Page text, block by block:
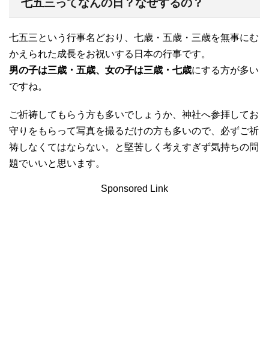
七五三という行事名どおり、七歳・五歳・三歳を無事にむ
かえられた成長をお祝いする日本の行事です。
男の子は三歳・五歳、女の子は三歳・七歳にする方が多い
ですね。
ご祈祷してもらう方も多いでしょうか、神社へ参拝してお
守りをもらって写真を撮るだけの方も多いので、必ずご祈
祷しなくてはならない。と堅苦しく考えすぎず気持ちの問
題でいいと思います。
Sponsored Link